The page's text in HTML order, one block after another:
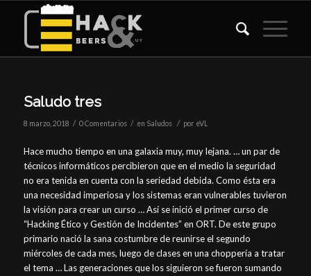
Saludo tres
8 marzo, 2018 / 0 Comentarios / en Saludos / por eVL
Hace mucho tiempo en una galaxia muy, muy lejana. … un par de
técnicos informáticos percibieron que en el medio la seguridad
no era tenida en cuenta con la seriedad debida. Como ésta era
una necesidad imperiosa y los sistemas eran vulnerables tuvieron
la visión para crear un curso … Así se inició el primer curso de
“Hacking Ético y Gestión de Incidentes” en ORT. De este grupo
primario nació la sana costumbre de reunirse el segundo
miércoles de cada mes, luego de clases en una choppería a tratar
el tema … Las generaciones que los siguieron se fueron sumando